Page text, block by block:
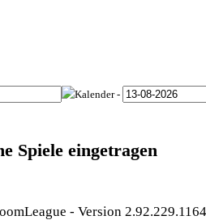
-
Spiele eingetragen
-Version